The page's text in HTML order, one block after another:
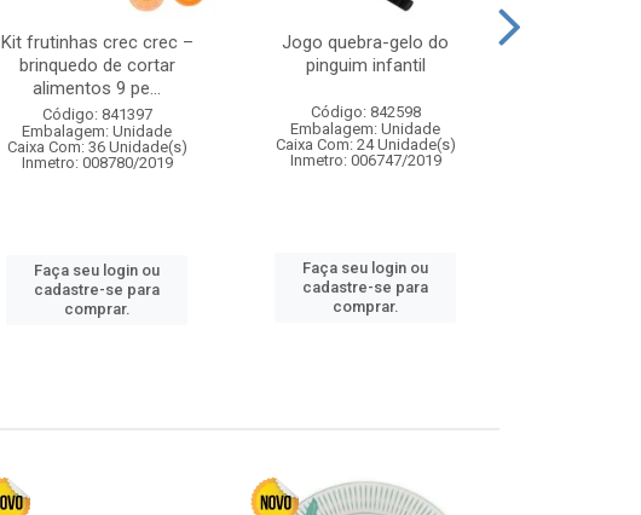
Kit frutinhas crec crec –
brinquedo de cortar
alimentos 9 pe...
Código: 841397
Embalagem: Unidade
Caixa Com: 36 Unidade(s)
Inmetro: 008780/2019
Faça seu login ou
cadastre-se para
comprar.
Jogo quebra-gelo do
pinguim infantil
Código: 842598
Embalagem: Unidade
Caixa Com: 24 Unidade(s)
Inmetro: 006747/2019
Faça seu login ou
cadastre-se para
comprar.